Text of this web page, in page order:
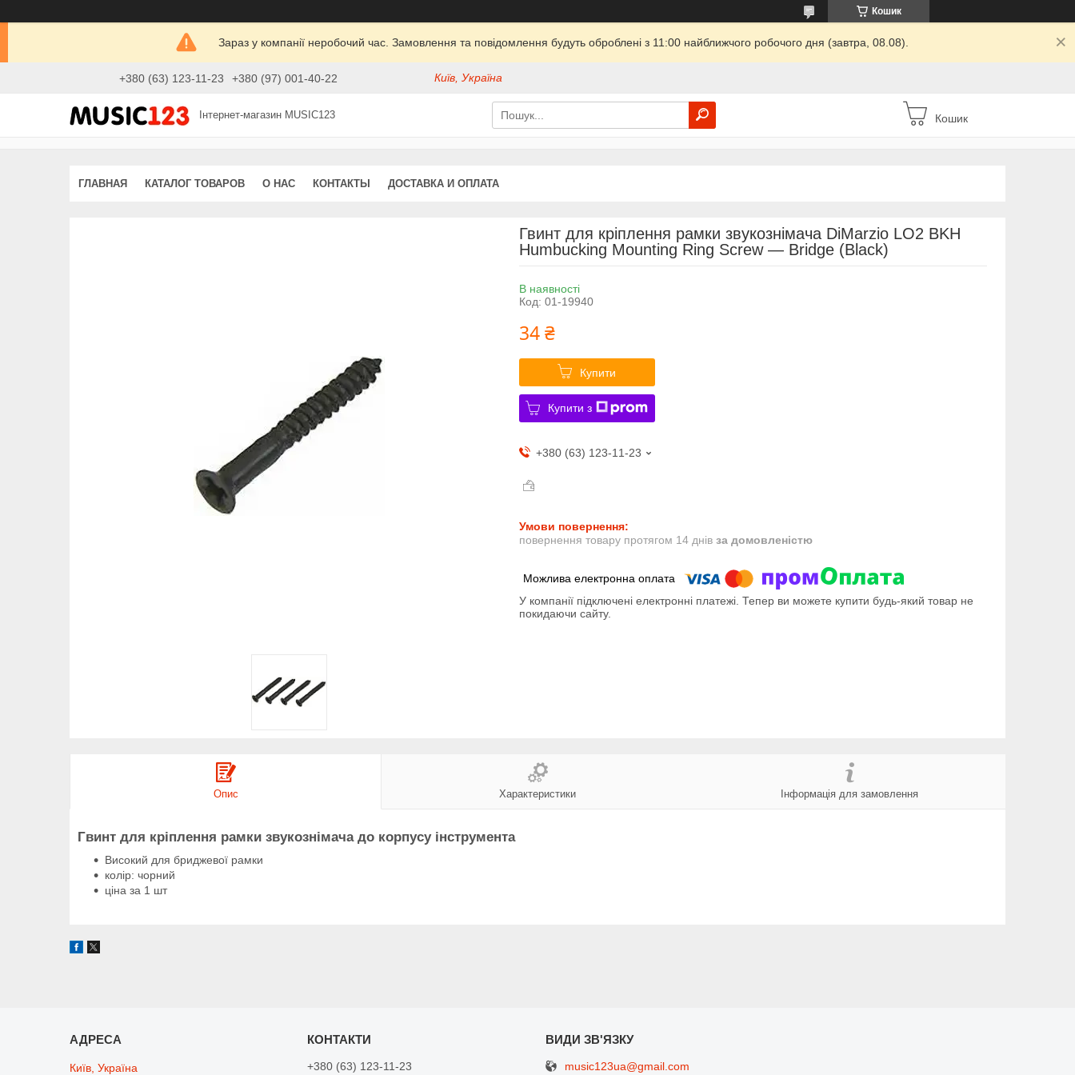
Кошик
Зараз у компанії неробочий час. Замовлення та повідомлення будуть оброблені з 11:00 найближчого робочого дня (завтра, 08.08).
+380 (63) 123-11-23 +380 (97) 001-40-22 Київ, Україна
Інтернет-магазин MUSIC123 Кошик
ГЛАВНАЯ КАТАЛОГ ТОВАРОВ О НАС КОНТАКТЫ ДОСТАВКА И ОПЛАТА
Гвинт для кріплення рамки звукознімача DiMarzio LO2 BKH
Humbucking Mounting Ring Screw — Bridge (Black)
В наявності
Код: 01-19940
34 ₴
Купити
Купити з
+380 (63) 123-11-23
повернення товару протягом 14 днів за домовленістю
У компанії підключені електронні платежі. Тепер ви можете купити будь-який товар не
покидаючи сайту.
Опис Характеристики Інформація для замовлення
Гвинт для кріплення рамки звукознімача до корпусу інструмента
Високий для бриджевої рамки
колір: чорний
ціна за 1 шт
Київ, Україна +380 (63) 123-11-23 music123ua@gmail.com